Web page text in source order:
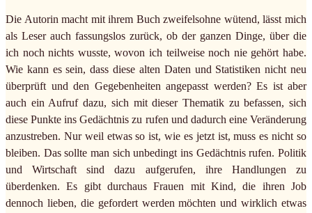
Die Autorin macht mit ihrem Buch zweifelsohne wütend, lässt mich
als Leser auch fassungslos zurück, ob der ganzen Dinge, über die
ich noch nichts wusste, wovon ich teilweise noch nie gehört habe.
Wie kann es sein, dass diese alten Daten und Statistiken nicht neu
überprüft und den Gegebenheiten angepasst werden? Es ist aber
auch ein Aufruf dazu, sich mit dieser Thematik zu befassen, sich
diese Punkte ins Gedächtnis zu rufen und dadurch eine Veränderung
anzustreben. Nur weil etwas so ist, wie es jetzt ist, muss es nicht so
bleiben. Das sollte man sich unbedingt ins Gedächtnis rufen. Politik
und Wirtschaft sind dazu aufgerufen, ihre Handlungen zu
überdenken. Es gibt durchaus Frauen mit Kind, die ihren Job
dennoch lieben, die gefordert werden möchten und wirklich etwas